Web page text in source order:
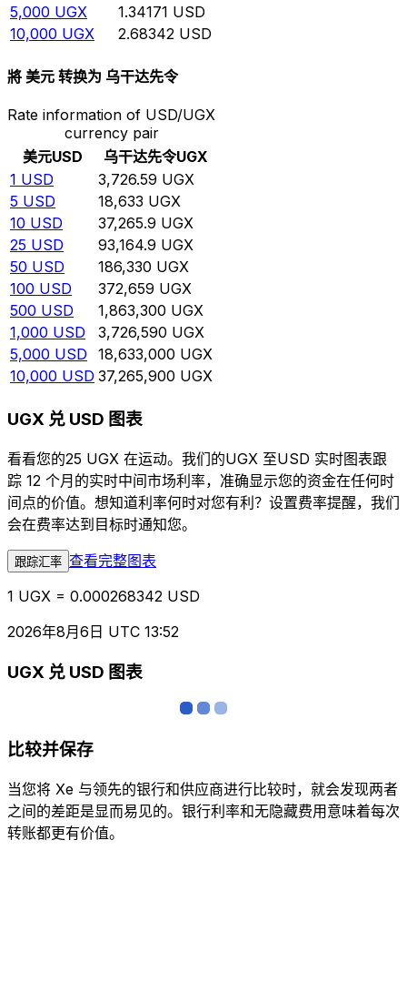
5,000 UGX 1.34171 USD
10,000 UGX 2.68342 USD
將 美元 转换为 乌干达先令
Rate information of USD/UGX
currency pair
美元USD 乌干达先令UGX
1 USD 3,726.59 UGX
5 USD 18,633 UGX
10 USD 37,265.9 UGX
25 USD 93,164.9 UGX
50 USD 186,330 UGX
100 USD 372,659 UGX
500 USD 1,863,300 UGX
1,000 USD 3,726,590 UGX
5,000 USD 18,633,000 UGX
10,000 USD 37,265,900 UGX
UGX 兑 USD 图表
看看您的25 UGX 在运动。我们的UGX 至USD 实时图表跟
踪 12 个月的实时中间市场利率，准确显示您的资金在任何时
间点的价值。想知道利率何时对您有利？设置费率提醒，我们
会在费率达到目标时通知您。
跟踪汇率 查看完整图表
1 UGX = 0.000268342 USD
2026年8月6日 UTC 13:52
UGX 兑 USD 图表
比较并保存
当您将 Xe 与领先的银行和供应商进行比较时，就会发现两者
之间的差距是显而易见的。银行利率和无隐藏费用意味着每次
转账都更有价值。